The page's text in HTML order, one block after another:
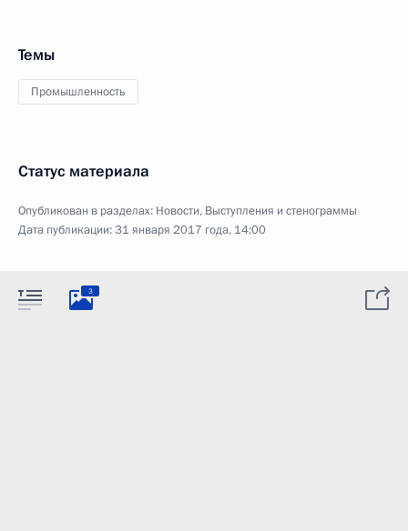
Темы
Промышленность
Статус материала
Опубликован в разделах: Новости, Выступления и стенограммы
Дата публикации:31 января 2017 года, 14:00
3